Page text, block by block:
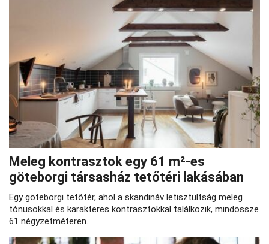
Meleg kontrasztok egy 61 m²-es
göteborgi társasház tetőtéri lakásában
Egy göteborgi tetőtér, ahol a skandináv letisztultság meleg
tónusokkal és karakteres kontrasztokkal találkozik, mindössze
61 négyzetméteren.